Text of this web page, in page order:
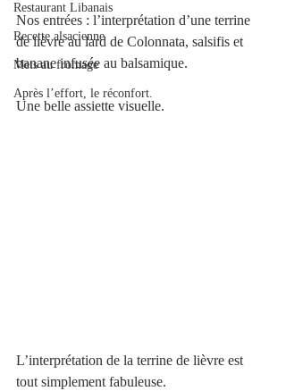
Restaurant Libanais
Recette alsacienne
Mets au fromage
Après l’effort, le réconfort.
Nos entrées : l’interprétation d’une terrine
de lièvre au lard de Colonnata, salsifis et
banane infusée au balsamique.
Une belle assiette visuelle.
L’interprétation de la terrine de lièvre est
tout simplement fabuleuse.